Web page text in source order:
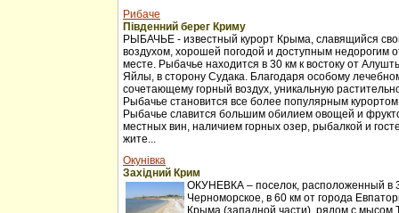
Рибаче
Південний берег Криму
РЫБАЧЬЕ - известный курорт Крыма, славящийся
воздухом, хорошей погодой и доступным недорогим
месте. Рыбачье находится в 30 км к востоку от
Яйлы, в сторону Судака. Благодаря особому
сочетающему горный воздух, уникальную
Рыбачье становится все более популярным
Рыбачье славится большим обилием овощей и
местных вин, наличием горных озер, рыбалкой и
жите...
Окунівка
Західний Крим
ОКУНЕВКА – поселок, расположенный в
Черноморское, в 60 км от города
Крыма (западной части), рядом с мысом